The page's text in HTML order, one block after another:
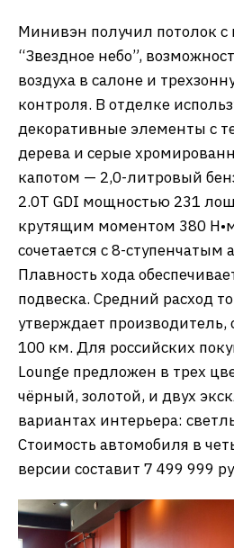
Минивэн получил потолок с
“Звездное небо”,
воздуха в салоне и
контроля. В отделке
декоративные элементы с
дерева и серые
капотом — 2,0-литровый
2.0Т GDI мощностью 231
крутящим моментом 380
сочетается с 8-ступенчатым
Плавность хода
подвеска. Средний расход
утверждает производитель,
100 км. Для российских
Lounge предложен в трех
чёрный, золотой, и двух
вариантах интерьера:
Стоимость автомобиля в
версии составит 7 499 999